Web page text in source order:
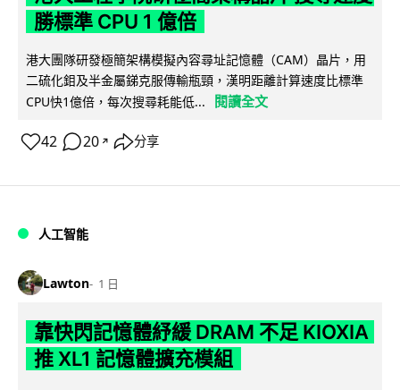
勝標準 CPU 1 億倍
港大團隊研發極簡架構模擬內容尋址記憶體（CAM）晶片，用
二硫化鉬及半金屬銻克服傳輸瓶頸，漢明距離計算速度比標準
CPU快1億倍，每次搜尋耗能低...
閱讀全文
42 20 ↗ 分享
人工智能
Lawton 1 日
靠快閃記憶體紓緩 DRAM 不足 KIOXIA
推 XL1 記憶體擴充模組